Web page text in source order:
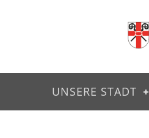
UNSERE STADT